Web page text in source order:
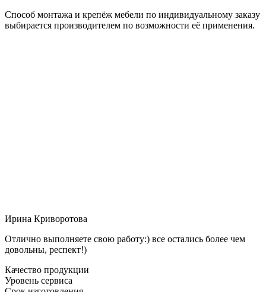
Способ монтажа и крепёж мебели по индивидуальному заказу
выбирается производителем по возможности её применения.
Ирина Криворотова
Отлично выполняете свою работу:) все остались более чем
довольны, респект!)
Качество продукции
Уровень сервиса